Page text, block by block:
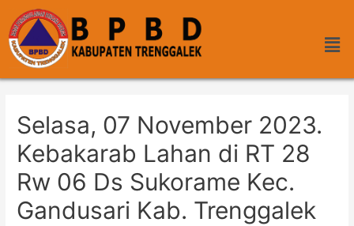
Selasa, 07 November 2023.
Kebakarab Lahan di RT 28
Rw 06 Ds Sukorame Kec.
Gandusari Kab. Trenggalek